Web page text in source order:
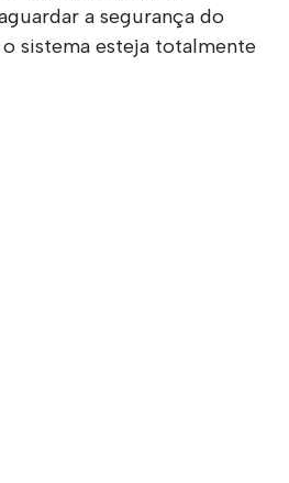
a segurança do
sistema esteja totalmente